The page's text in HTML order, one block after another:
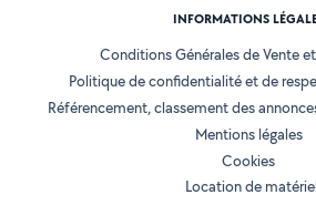
INFORMATIONS
Conditions Générales de Vente
Politique de confidentialité et de
Référencement, classement des
Mentions légales
Cookies
Location de matériel